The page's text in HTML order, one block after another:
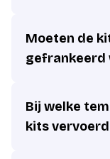
Moeten de
gefrankeerd
Bij welke
kits